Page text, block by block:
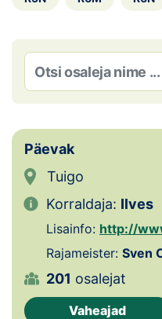
Kontakt
EOL
Kaardid
Koondised
Tulemused
Päevak
Tuigo
Korraldaja: Ilves
Lisainfo: http://
Rajameister: Sven
201 osalejat
Vaheajad